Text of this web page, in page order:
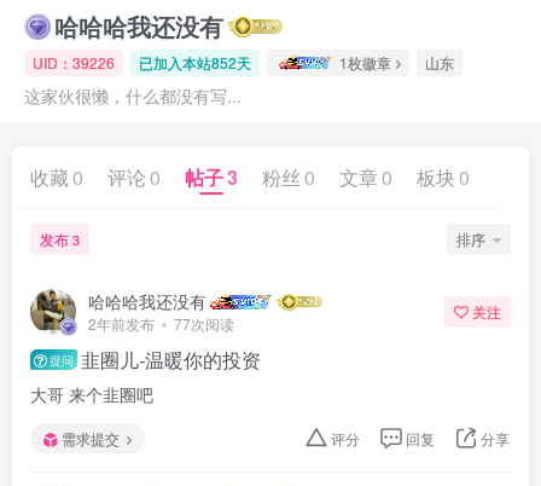
哈哈哈我还没有
UID：39226 已加入本站852天 1枚徽章 山东
这家伙很懒，什么都没有写...
收藏 0 评论 0 帖子3 粉丝 0 文章0 板块 0
发布 3 排序
哈哈哈我还没有
2年前发布 77次阅读
关注
提问 韭圈儿-温暖你的投资
大哥 来个韭圈吧
需求提交 评分 回复 分享